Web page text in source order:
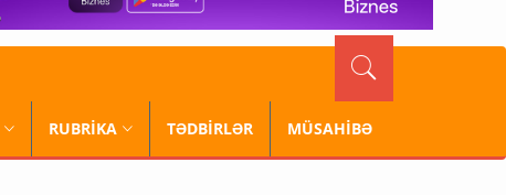
RUBRİKA TƏDBİRLƏR MÜSAHİBƏ